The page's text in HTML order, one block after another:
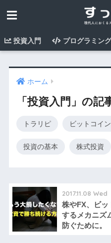
投資入門 プログラミン
ホーム
「投資入門」の記
トラリピ ビットコイ
投資の基本 株式投資
2017.11.08 Wed
株やFX、ビッ
するメカニズ
防ぐために。